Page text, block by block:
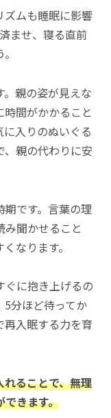
ズムも睡眠に影響
ませ、寝る直前
親の姿が見えな
間がかかること
入りのぬいぐる
親の代わりに安
です。言葉の理
聞かせること
なります。
ぐに抱き上げるの
5分ほど待ってか
再入眠する力を育
ることで、無理
できます。